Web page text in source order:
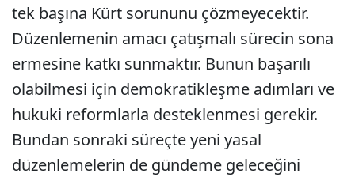
tek başına Kürt sorununu çözmeyecektir.
Düzenlemenin amacı çatışmalı sürecin sona
ermesine katkı sunmaktır. Bunun başarılı
olabilmesi için demokratikleşme adımları ve
hukuki reformlarla desteklenmesi gerekir.
Bundan sonraki süreçte yeni yasal
düzenlemelerin de gündeme geleceğini